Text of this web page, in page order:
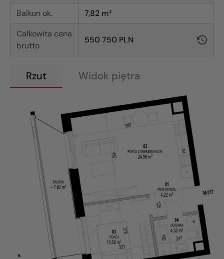
Balkon ok.
7,82 m²
Całkowita cena
brutto
550 750 PLN
Rzut Widok piętra